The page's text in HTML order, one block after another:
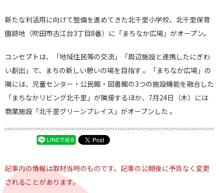
新たな利活用に向けて整備を進めてきた北千里小学校、北千里保育
園跡地（吹田市古江台3丁目8番）に「まちなか広場」がオープン。
コンセプトは、「地域住民等の交流」「周辺施設と連携したにぎわ
い創出」で、まちの新しい憩いの場を目指す 。「まちなか広場」の
隣には、児童センター・公民館・図書館の3つの施設機能を融合した
「まちなかリビング北千里」が隣接するほか、7月24日（木）には
商業施設「北千里グリーンプレイス」がオープンした 。
記事内の情報は取材当時のものです。記事の公開後に予告なく変更
されることがあります。